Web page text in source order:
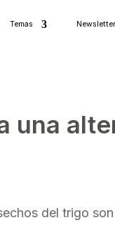
Temas Newsletter
una
del trigo